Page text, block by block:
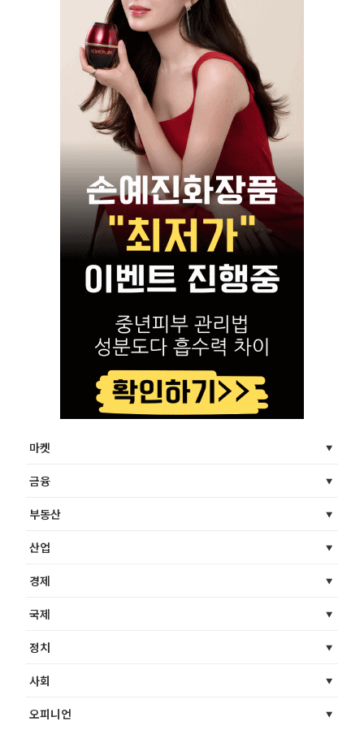
마켓
금융
부동산
산업
경제
국제
정치
사회
오피니언